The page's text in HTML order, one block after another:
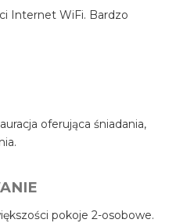
Internet WiFi. Bardzo
oferująca śniadania,
pokoje 2-osobowe.